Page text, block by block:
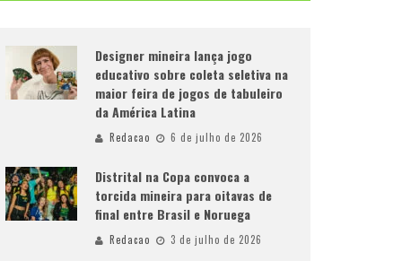
Designer mineira lança jogo
educativo sobre coleta seletiva na
maior feira de jogos de tabuleiro
da América Latina
Redacao 6 de julho de 2026
Distrital na Copa convoca a
torcida mineira para oitavas de
final entre Brasil e Noruega
Redacao 3 de julho de 2026